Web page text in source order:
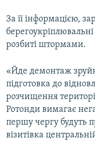
За її інформацією,
розбиті штормами.
«Йде демонтаж
підготовка до
розчищення
Ротонди вимагає
першу чергу будуть
візитівка